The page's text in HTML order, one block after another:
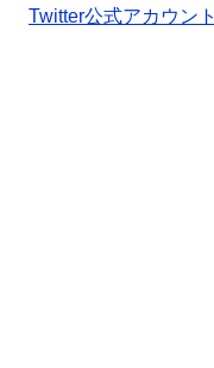
Twitter公式アカウント